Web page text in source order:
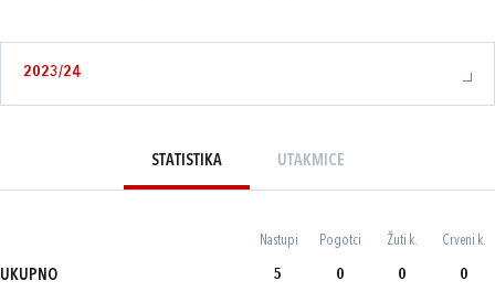
2023/24
STATISTIKA UTAKMICE
Nastupi Pogotci Žuti k. Crveni k.
UKUPNO 5 0 0 0